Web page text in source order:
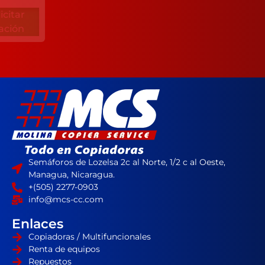
Solicitar
Cotización
Semáforos de Lozelsa 2c al Norte, 1/2 c al Oeste,
Managua, Nicaragua.
+(505) 2277-0903
info@mcs-cc.com
Enlaces
Copiadoras / Multifuncionales
Renta de equipos
Repuestos